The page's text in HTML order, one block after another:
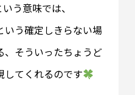
う意味では、
いう確定しきらない場
、そういったちょうど
してくれるのです